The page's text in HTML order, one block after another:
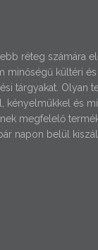
réteg számára
minőségű kültéri
tárgyakat. Olyan
kényelmükkel és
megfelelő
napon belül